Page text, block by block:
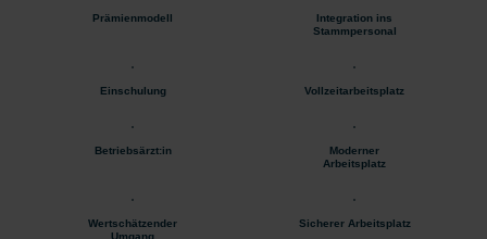
Prämienmodell
Integration ins
Stammpersonal
Einschulung Vollzeitarbeitsplatz
Betriebsärzt:in
Moderner
Arbeitsplatz
Wertschätzender
Umgang
Sicherer Arbeitsplatz